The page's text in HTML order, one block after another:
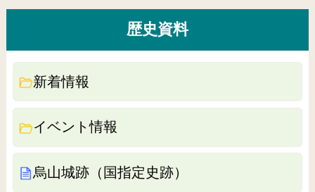
歴史資料
新着情報
イベント情報
烏山城跡（国指定史跡）